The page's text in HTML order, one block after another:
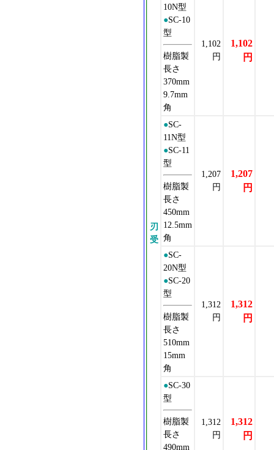
刃
受
10N型
●SC-10
型
樹脂製
長さ
370mm
9.7mm
角
1,102
円
1,102
円
●SC-
11N型
●SC-11
型
樹脂製
長さ
450mm
12.5mm
角
1,207
円
1,207
円
●SC-
20N型
●SC-20
型
樹脂製
長さ
510mm
15mm
角
1,312
円
1,312
円
●SC-30
型
樹脂製
長さ
490mm
1,312
円
1,312
円